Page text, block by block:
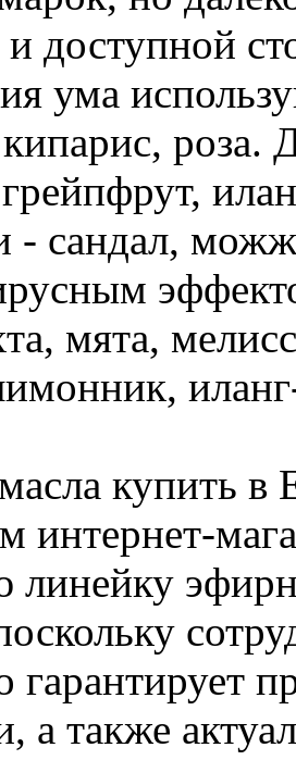
и доступной
ума
- сандал,
мята,
купить в
интернет-
гарантирует
а также